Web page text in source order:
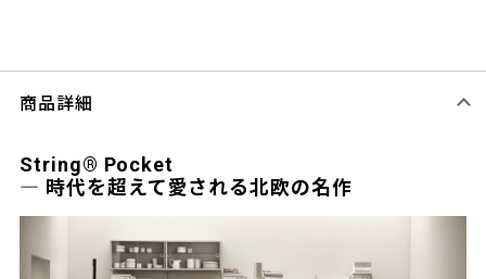
商品詳細
String® Pocket
― 時代を超えて愛される北欧の名作